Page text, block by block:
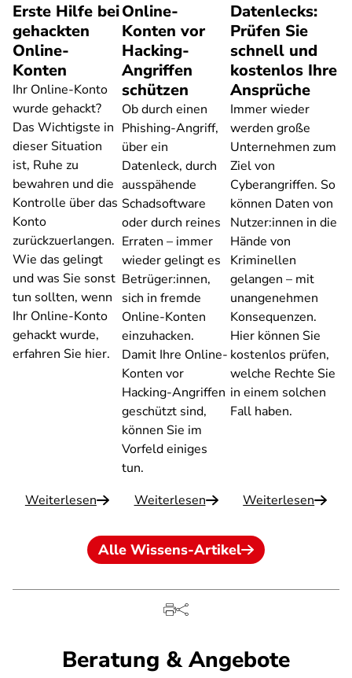
Erste Hilfe bei
gehackten
Online-
Konten
Ihr Online-Konto
wurde gehackt?
Das Wichtigste in
dieser Situation
ist, Ruhe zu
bewahren und die
Kontrolle über das
Konto
zurückzuerlangen.
Wie das gelingt
und was Sie sonst
tun sollten, wenn
Ihr Online-Konto
gehackt wurde,
erfahren Sie hier.
Weiterlesen
Online-
Konten vor
Hacking-
Angriffen
schützen
Ob durch einen
Phishing-Angriff,
über ein
Datenleck, durch
ausspähende
Schadsoftware
oder durch reines
Erraten – immer
wieder gelingt es
Betrüger:innen,
sich in fremde
Online-Konten
einzuhacken.
Damit Ihre Online-
Konten vor
Hacking-Angriffen
geschützt sind,
können Sie im
Vorfeld einiges
tun.
Weiterlesen
Datenlecks:
Prüfen Sie
schnell und
kostenlos Ihre
Ansprüche
Immer wieder
werden große
Unternehmen zum
Ziel von
Cyberangriffen. So
können Daten von
Nutzer:innen in die
Hände von
Kriminellen
gelangen – mit
unangenehmen
Konsequenzen.
Hier können Sie
kostenlos prüfen,
welche Rechte Sie
in einem solchen
Fall haben.
Weiterlesen
Alle Wissens-Artikel
Beratung & Angebote